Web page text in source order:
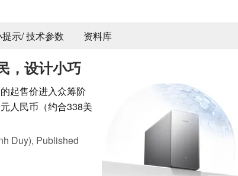
示/ 技术参数
资料库
，设计小巧
起售价进入众筹阶
人民币（约合338美
Duy), Published